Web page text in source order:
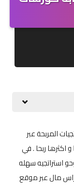
المربحة عبر
و اكثرها ربحا . في
استراتجيه سهله
من دون راس مال عبر موقع